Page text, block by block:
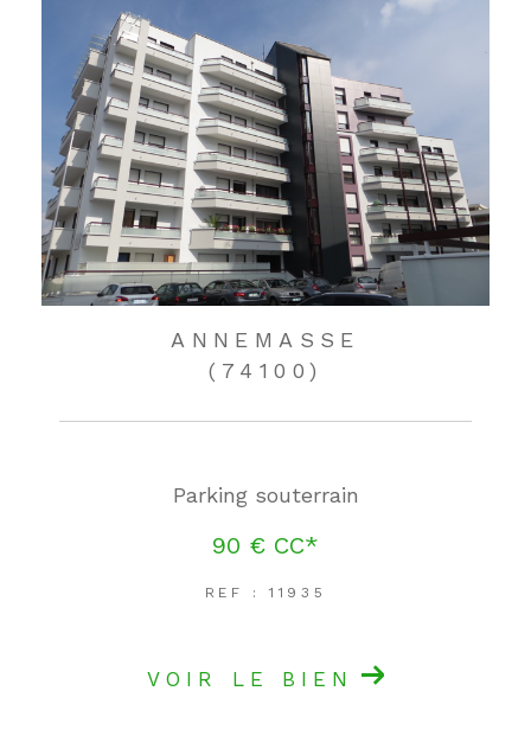
ANNEMASSE
(74100)
Parking souterrain
90 € CC*
REF : 11935
VOIR LE BIEN